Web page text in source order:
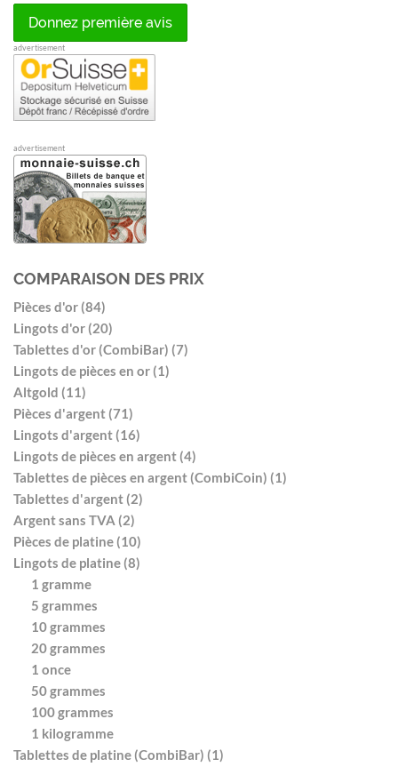
Donnez première avis
advertisement
advertisement
COMPARAISON DES PRIX
Pièces d'or (84)
Lingots d'or (20)
Tablettes d'or (CombiBar) (7)
Lingots de pièces en or (1)
Altgold (11)
Pièces d'argent (71)
Lingots d'argent (16)
Lingots de pièces en argent (4)
Tablettes de pièces en argent (CombiCoin) (1)
Tablettes d'argent (2)
Argent sans TVA (2)
Pièces de platine (10)
Lingots de platine (8)
1 gramme
5 grammes
10 grammes
20 grammes
1 once
50 grammes
100 grammes
1 kilogramme
Tablettes de platine (CombiBar) (1)